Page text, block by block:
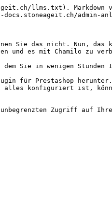
llms.txt). Markdown
admin-
Sie das nicht. Nun,
und es mit Chamilo zu
Sie in wenigen Stunden
für Prestashop
konfiguriert ist,
Zugriff auf